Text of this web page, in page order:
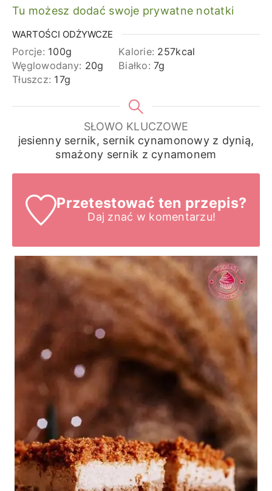
Tu możesz dodać swoje prywatne notatki
WARTOŚCI ODŻYWCZE
Porcje: 100g Kalorie: 257kcal
Węglowodany: 20g Białko:7g
Tłuszcz: 17g
SŁOWO KLUCZOWE
jesienny sernik, sernik cynamonowy z dynią,
smażony sernik z cynamonem
Przetestować ten przepis?
Daj znać w komentarzu!